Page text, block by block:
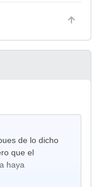
de lo dicho
que el
haya